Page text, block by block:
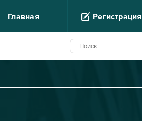
Главная Регистрация